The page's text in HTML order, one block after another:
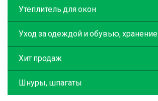
Утеплитель для окон
Уход за одеждой и обувью, хранение
Хит продаж
Шнуры, шпагаты